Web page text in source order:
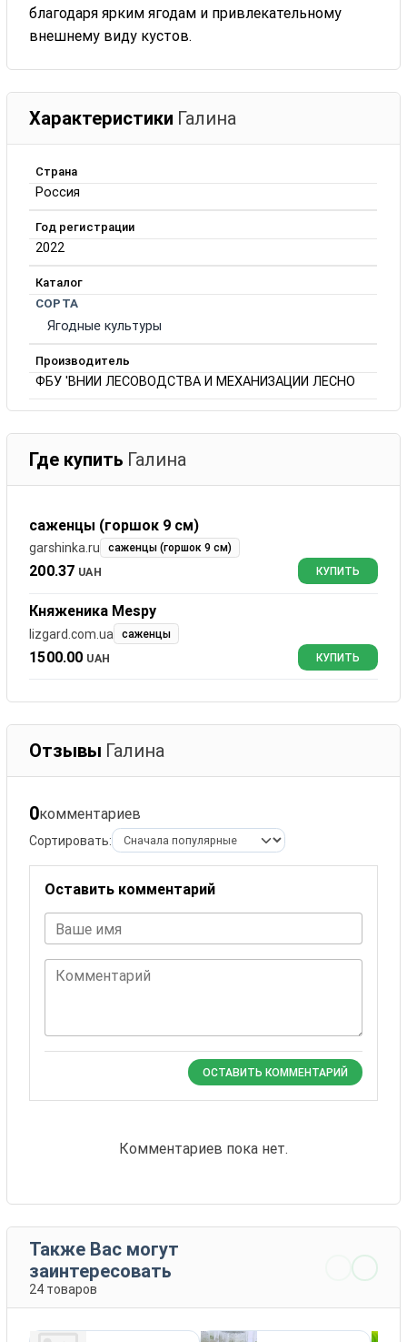
благодаря ярким ягодам и привлекательному
внешнему виду кустов.
Характеристики Галина
Страна
Россия
Год регистрации
2022
Каталог
СОРТА
Ягодные культуры
Производитель
ФБУ 'ВНИИ ЛЕСОВОДСТВА И МЕХАНИЗАЦИИ ЛЕСНО
Где купить Галина
саженцы (горшок 9 см)
garshinka.ru саженцы (горшок 9 см)
200.37 UAH КУПИТЬ
Княженика Mespy
lizgard.com.ua саженцы
1500.00 UAH КУПИТЬ
Отзывы Галина
0комментариев
Сортировать:
Оставить комментарий
Ваше имя
Комментарий
ОСТАВИТЬ КОММЕНТАРИЙ
Комментариев пока нет.
Также Вас могут
заинтересовать
24 товаров